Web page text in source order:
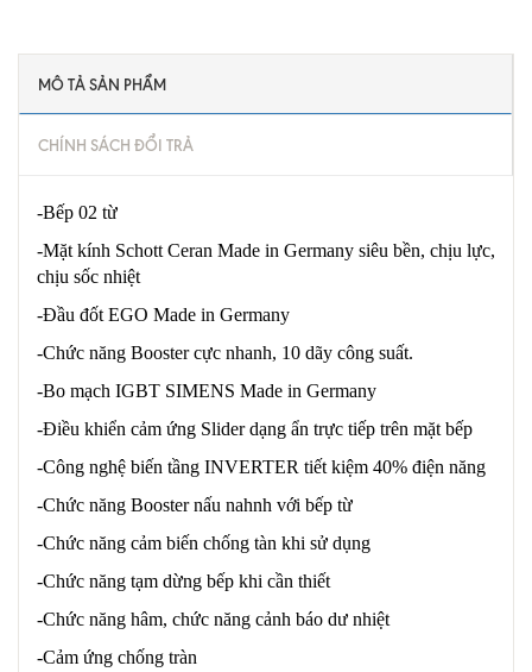
MÔ TẢ SẢN PHẨM
CHÍNH SÁCH ĐỔI TRẢ
-Bếp 02 từ
-Mặt kính Schott Ceran Made in Germany siêu bền, chịu lực,
chịu sốc nhiệt
-Đầu đốt EGO Made in Germany
-Chức năng Booster cực nhanh, 10 dãy công suất.
-Bo mạch IGBT SIMENS Made in Germany
-Điều khiển cảm ứng Slider dạng ẩn trực tiếp trên mặt bếp
-Công nghệ biến tầng INVERTER tiết kiệm 40% điện năng
-Chức năng Booster nấu nahnh với bếp từ
-Chức năng cảm biến chống tàn khi sử dụng
-Chức năng tạm dừng bếp khi cần thiết
-Chức năng hâm, chức năng cảnh báo dư nhiệt
-Cảm ứng chống tràn